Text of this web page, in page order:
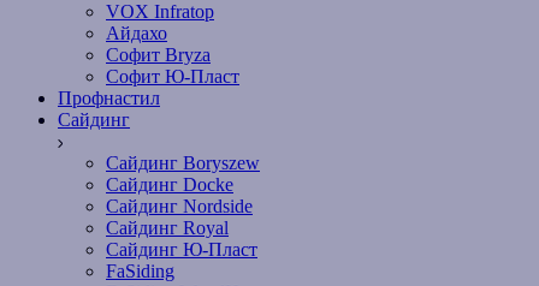
VOX Infratop
Айдахо
Софит Bryza
Софит Ю-Пласт
Профнастил
Сайдинг
Сайдинг Boryszew
Сайдинг Docke
Сайдинг Nordside
Сайдинг Royal
Сайдинг Ю-Пласт
FaSiding